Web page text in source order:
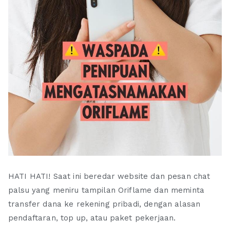
HATI HATI! Saat ini beredar website dan pesan chat
palsu yang meniru tampilan Oriflame dan meminta
transfer dana ke rekening pribadi, dengan alasan
pendaftaran, top up, atau paket pekerjaan.